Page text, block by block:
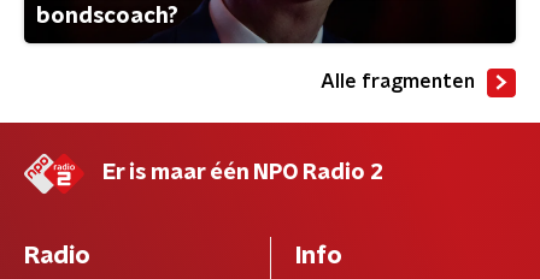
bondscoach?
Alle fragmenten
Er is maar één NPO Radio 2
Radio Info